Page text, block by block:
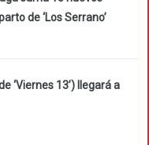
de ‘Los Serrano’
‘Viernes 13’) llegará a